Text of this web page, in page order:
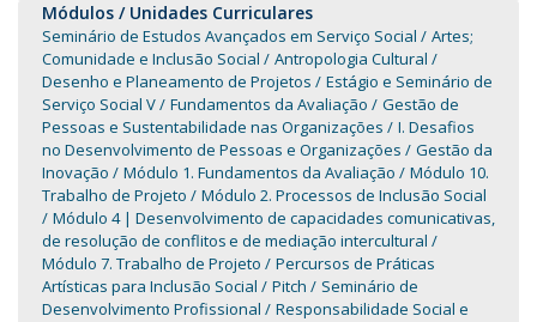
Módulos / Unidades Curriculares
Seminário de Estudos Avançados em Serviço Social
Artes;
Comunidade e Inclusão Social
Antropologia Cultural
Desenho e Planeamento de Projetos
Estágio e Seminário de
Serviço Social V
Fundamentos da Avaliação
Gestão de
Pessoas e Sustentabilidade nas Organizações
I. Desafios
no Desenvolvimento de Pessoas e Organizações
Gestão da
Inovação
Módulo 1. Fundamentos da Avaliação
Módulo 10.
Trabalho de Projeto
Módulo 2. Processos de Inclusão Social
Módulo 4 | Desenvolvimento de capacidades comunicativas,
de resolução de conflitos e de mediação intercultural
Módulo 7. Trabalho de Projeto
Percursos de Práticas
Artísticas para Inclusão Social
Pitch
Seminário de
Desenvolvimento Profissional
Responsabilidade Social e